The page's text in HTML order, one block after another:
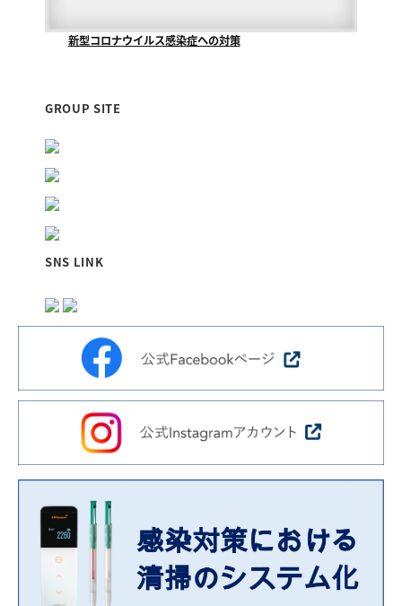
新型コロナウイルス感染症への対策
GROUP SITE
SNS LINK